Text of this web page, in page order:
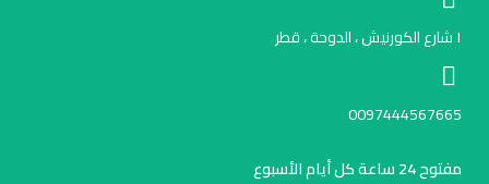
١ شارع الكورنيش ، الدوحة ، قطر
0097444567665
مفتوح 24 ساعة كل أيام الأسبوع